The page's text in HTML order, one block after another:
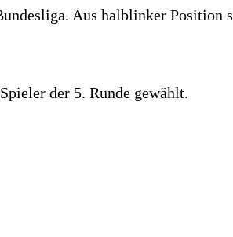
Aus halblinker Position
der 5. Runde gewählt.